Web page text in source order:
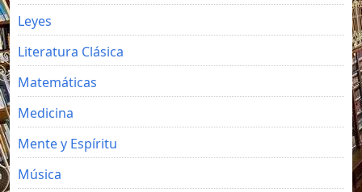
Leyes
Literatura Clásica
Matemáticas
Medicina
Mente y Espíritu
Música